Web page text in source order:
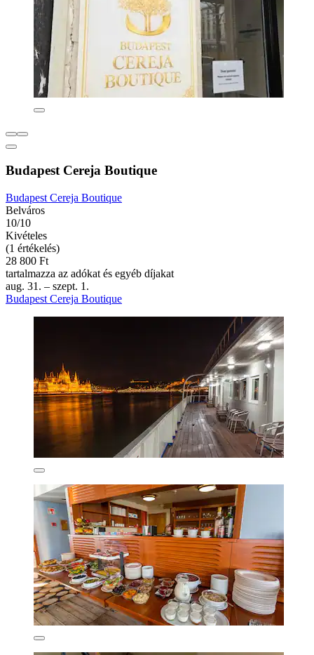
Budapest Cereja Boutique
Budapest Cereja Boutique
Belváros
10/10
Kivételes
(1 értékelés)
28 800 Ft
tartalmazza az adókat és egyéb díjakat
aug. 31. – szept. 1.
Budapest Cereja Boutique